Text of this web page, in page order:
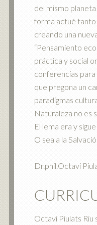
del mismo
forma actué tanto
creando una
“Pensamiento
práctica y social
conferencias
que pregona un
paradigmas
Naturaleza no es
El lema era y
O sea a la
Dr.phil.Octavi
Octavi Piulats Riu